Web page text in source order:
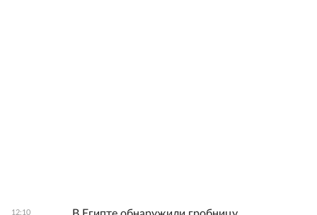
12:10